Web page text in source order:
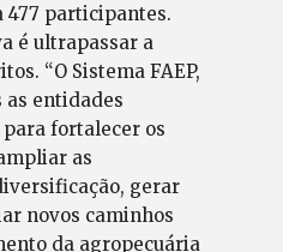
477 participantes.
é ultrapassar a
“O Sistema FAEP,
entidades
fortalecer os
as
gerar
novos caminhos
da agropecuária